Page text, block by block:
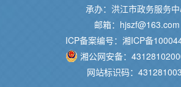
承办：洪江市政务服务
邮箱：hjszf@163.com
ICP备案编号：湘ICP备
湘公网安备：
网站标识码：